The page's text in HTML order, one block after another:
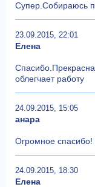
Супер.Собираюсь
23.09.2015, 22:01
Елена
облегчает работу
24.09.2015, 15:05
анара
Огромное спасибо!
24.09.2015, 18:30
Елена